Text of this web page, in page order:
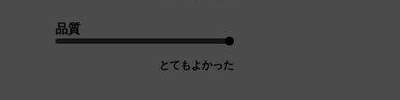
品質
とてもよかった